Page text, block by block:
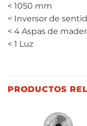
< 1050 mm
< Inversor de
< 4 Aspas de
< 1 Luz
PRODUCTOS